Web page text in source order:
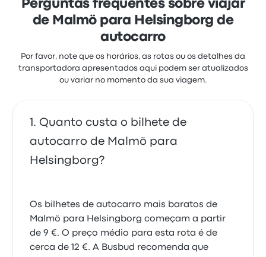
Perguntas frequentes sobre viajar
de Malmö para Helsingborg de
autocarro
Por favor, note que os horários, as rotas ou os detalhes da
transportadora apresentados aqui podem ser atualizados
ou variar no momento da sua viagem.
Quanto custa o bilhete de
autocarro de Malmö para
Helsingborg?
Os bilhetes de autocarro mais baratos de
Malmö para Helsingborg começam a partir
de 9 €. O preço médio para esta rota é de
cerca de 12 €. A Busbud recomenda que